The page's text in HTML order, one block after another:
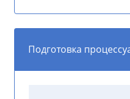
Подготовка